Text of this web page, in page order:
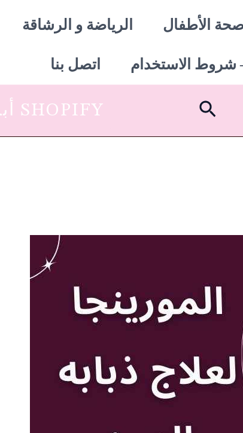
الأطفال الرياضة و الرشاقة
الاستخدام اتصل بنا
البحث SHOPIFY أبدأ متجرك الآن مجاناً